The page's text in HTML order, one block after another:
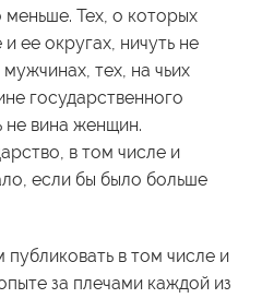
меньше. Тех, о которых
ее округах, ничуть не
тех, на чьих
государственного
вина женщин.
в том числе и
если бы было больше
в том числе и
за плечами каждой из